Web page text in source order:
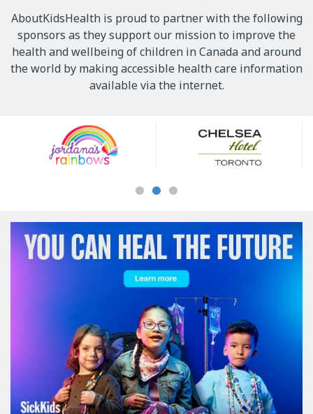
AboutKidsHealth is proud to partner with the following
sponsors as they support our mission to improve the
health and wellbeing of children in Canada and around
the world by making accessible health care information
available via the internet.
Sponsors